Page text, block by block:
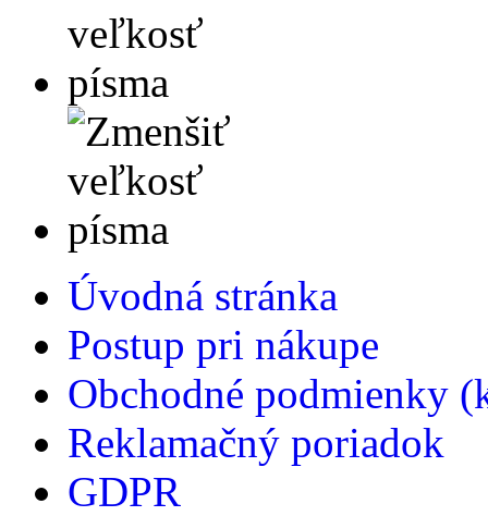
Úvodná stránka
Postup pri nákupe
Obchodné podmienky
Reklamačný poriadok
GDPR